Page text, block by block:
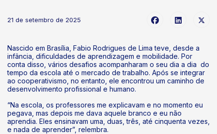
21 de setembro de 2025
Nascido em Brasília, Fabio Rodrigues de Lima teve, desde a
infância, dificuldades de aprendizagem e mobilidade. Por
conta disso, vários desafios acompanharam o seu dia a dia do
tempo da escola até o mercado de trabalho. Após se integrar
ao cooperativismo, no entanto, ele encontrou um caminho de
desenvolvimento profissional e humano.
“Na escola, os professores me explicavam e no momento eu
pegava, mas depois me dava aquele branco e eu não
aprendia. Eles ensinavam uma, duas, três, até cinquenta vezes,
e nada de aprender”, relembra.